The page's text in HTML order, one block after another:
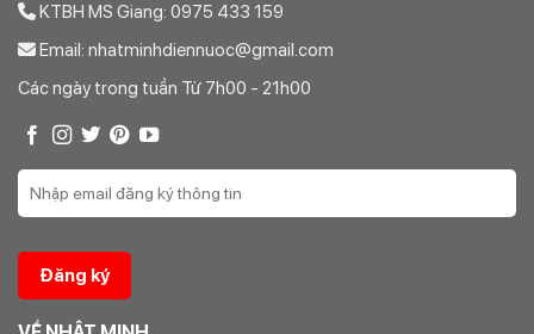
KTBH MS Giang: 0975 433 159
Email: nhatminhdiennuoc@gmail.com
Các ngày trong tuần Từ 7h00 - 21h00